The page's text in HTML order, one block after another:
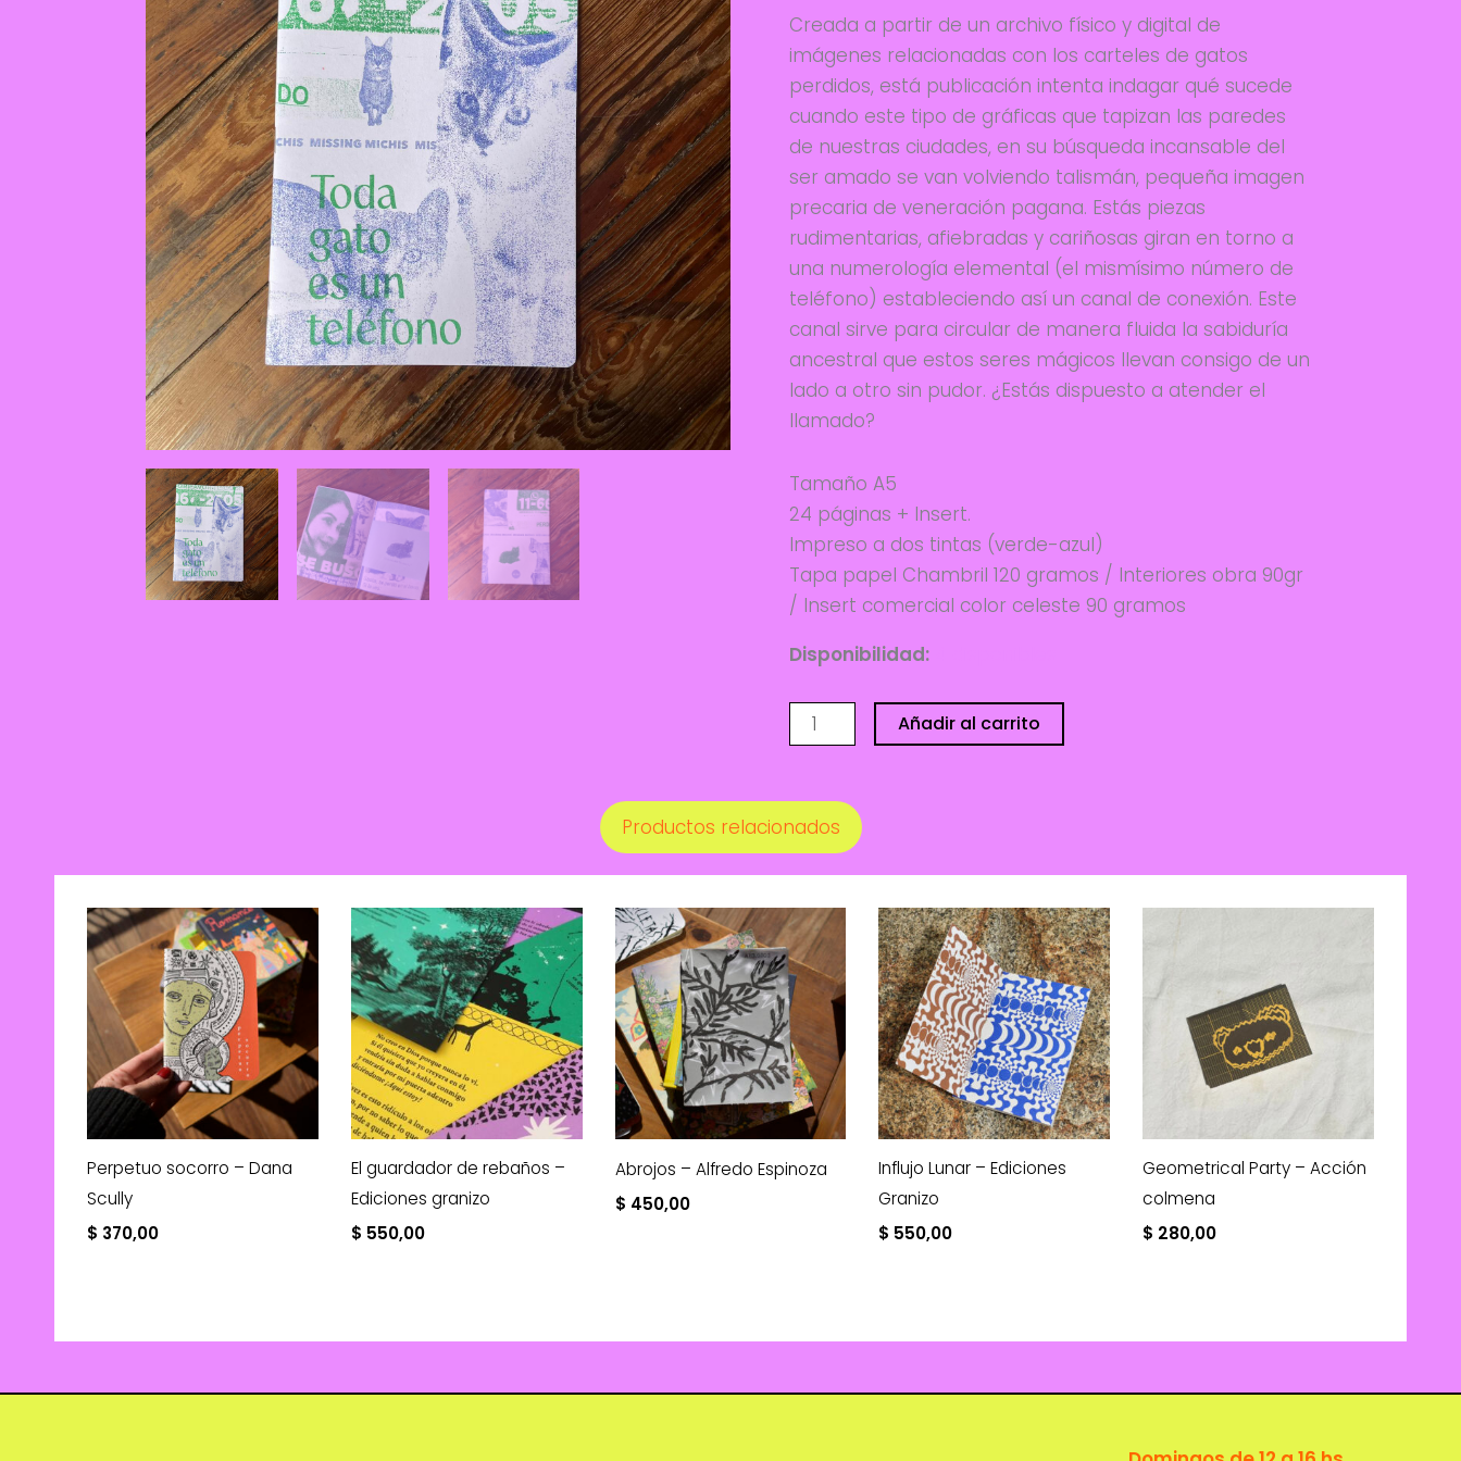
Creada a partir de un archivo físico y digital de
imágenes relacionadas con los carteles de gatos
perdidos, está publicación intenta indagar qué sucede
cuando este tipo de gráficas que tapizan las paredes
de nuestras ciudades, en su búsqueda incansable del
ser amado se van volviendo talismán, pequeña imagen
precaria de veneración pagana. Estás piezas
rudimentarias, afiebradas y cariñosas giran en torno a
una numerología elemental (el mismísimo número de
teléfono) estableciendo así un canal de conexión. Este
canal sirve para circular de manera fluida la sabiduría
ancestral que estos seres mágicos llevan consigo de un
lado a otro sin pudor. ¿Estás dispuesto a atender el
llamado?
Tamaño A5
24 páginas + Insert.
Impreso a dos tintas (verde-azul)
Tapa papel Chambril 120 gramos / Interiores obra 90gr
/ Insert comercial color celeste 90 gramos
Disponibilidad:
Toda
gato
un
teléfono
cantidad
Añadir al carrito
Productos relacionados
Perpetuo socorro – Dana
Scully
$ 370,00
El guardador de rebaños –
Ediciones granizo
$ 550,00
Abrojos – Alfredo Espinoza
$ 450,00
Influjo Lunar – Ediciones
Granizo
$ 550,00
Geometrical Party – Acción
colmena
$ 280,00